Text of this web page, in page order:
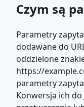
Czym są
Parametry
dodawane do
oddzielone
https://
parametry
Konwersja ich do